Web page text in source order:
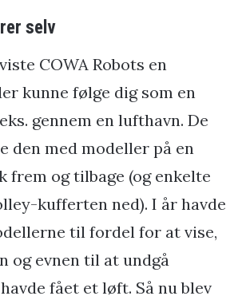
selv
COWA Robots en
kunne følge dig som en
gennem en lufthavn. De
den med modeller på en
frem og tilbage (og enkelte
kufferten ned). I år havde
til fordel for at vise,
og evnen til at undgå
fået et løft. Så nu blev